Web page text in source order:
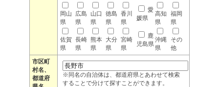
岡山
県
広島
県
山口
県
徳島
県
香川
県
愛
媛県
高知
県
福岡
県
佐賀
県
長崎
県
熊本
県
大分
県
宮崎
県
鹿
児島県
沖縄
県
その
他
市区町
村名、
都道府
※同名の自治体は、都道府県とあわせて検索
することで分けて探すことができます。